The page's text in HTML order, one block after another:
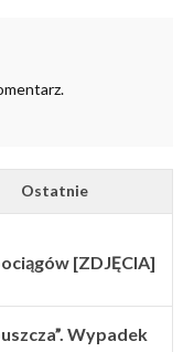
Ostatnie
[ZDJĘCIA]
Wypadek